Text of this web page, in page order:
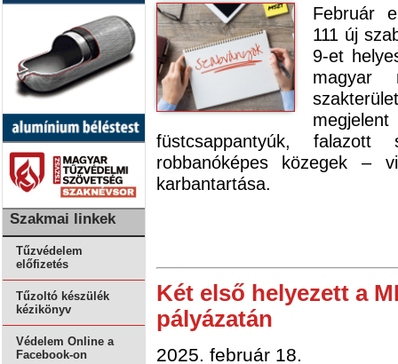
Szakmai linkek
Tűzvédelem
előfizetés
Tűzoltó készülék
kézikönyv
Védelem Online a
Facebook-on
Február
111 új
9-et
magyar
füstcsappantyúk, falazott
robbanóképes közegek –
karbantartása.
Két első helyezett a
pályázatán
2025. február 18.